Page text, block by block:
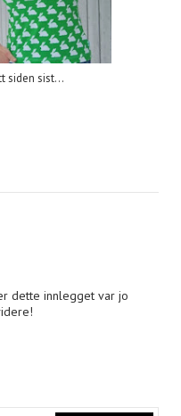
siden sist...
dette innlegget var jo